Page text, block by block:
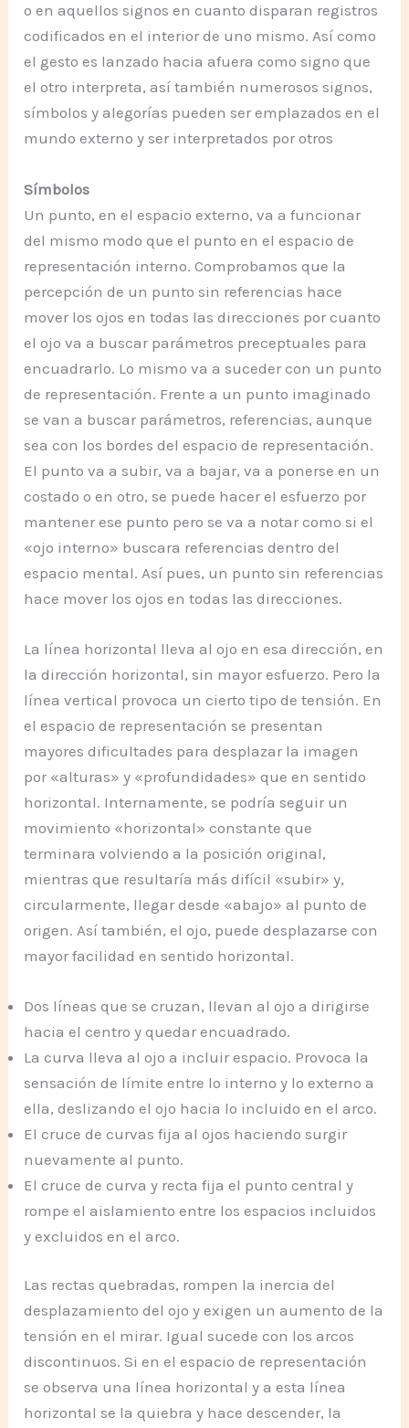
o en aquellos signos en cuanto disparan registros
codificados en el interior de uno mismo. Así como
el gesto es lanzado hacia afuera como signo que
el otro interpreta, así también numerosos signos,
símbolos y alegorías pueden ser emplazados en el
mundo externo y ser interpretados por otros
Símbolos
Un punto, en el espacio externo, va a funcionar
del mismo modo que el punto en el espacio de
representación interno. Comprobamos que la
percepción de un punto sin referencias hace
mover los ojos en todas las direcciones por cuanto
el ojo va a buscar parámetros preceptuales para
encuadrarlo. Lo mismo va a suceder con un punto
de representación. Frente a un punto imaginado
se van a buscar parámetros, referencias, aunque
sea con los bordes del espacio de representación.
El punto va a subir, va a bajar, va a ponerse en un
costado o en otro, se puede hacer el esfuerzo por
mantener ese punto pero se va a notar como si el
«ojo interno» buscara referencias dentro del
espacio mental. Así pues, un punto sin referencias
hace mover los ojos en todas las direcciones.
La línea horizontal lleva al ojo en esa dirección, en
la dirección horizontal, sin mayor esfuerzo. Pero la
línea vertical provoca un cierto tipo de tensión. En
el espacio de representación se presentan
mayores dificultades para desplazar la imagen
por «alturas» y «profundidades» que en sentido
horizontal. Internamente, se podría seguir un
movimiento «horizontal» constante que
terminara volviendo a la posición original,
mientras que resultaría más difícil «subir» y,
circularmente, llegar desde «abajo» al punto de
origen. Así también, el ojo, puede desplazarse con
mayor facilidad en sentido horizontal.
Dos líneas que se cruzan, llevan al ojo a dirigirse
hacia el centro y quedar encuadrado.
La curva lleva al ojo a incluir espacio. Provoca la
sensación de límite entre lo interno y lo externo a
ella, deslizando el ojo hacia lo incluido en el arco.
El cruce de curvas fija al ojos haciendo surgir
nuevamente al punto.
El cruce de curva y recta fija el punto central y
rompe el aislamiento entre los espacios incluidos
y excluidos en el arco.
Las rectas quebradas, rompen la inercia del
desplazamiento del ojo y exigen un aumento de la
tensión en el mirar. Igual sucede con los arcos
discontinuos. Si en el espacio de representación
se observa una línea horizontal y a esta línea
horizontal se la quiebra y hace descender, la